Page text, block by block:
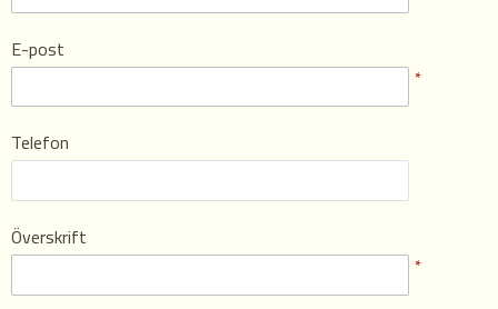
E-post
*
Telefon
Överskrift
*